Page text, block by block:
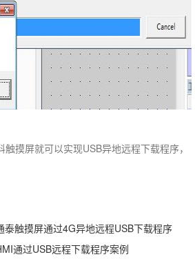
摸屏就可以实现USB异地远程下载程序，
泰触摸屏通过4G异地远程USB下载程序
通过USB远程下载程序案例